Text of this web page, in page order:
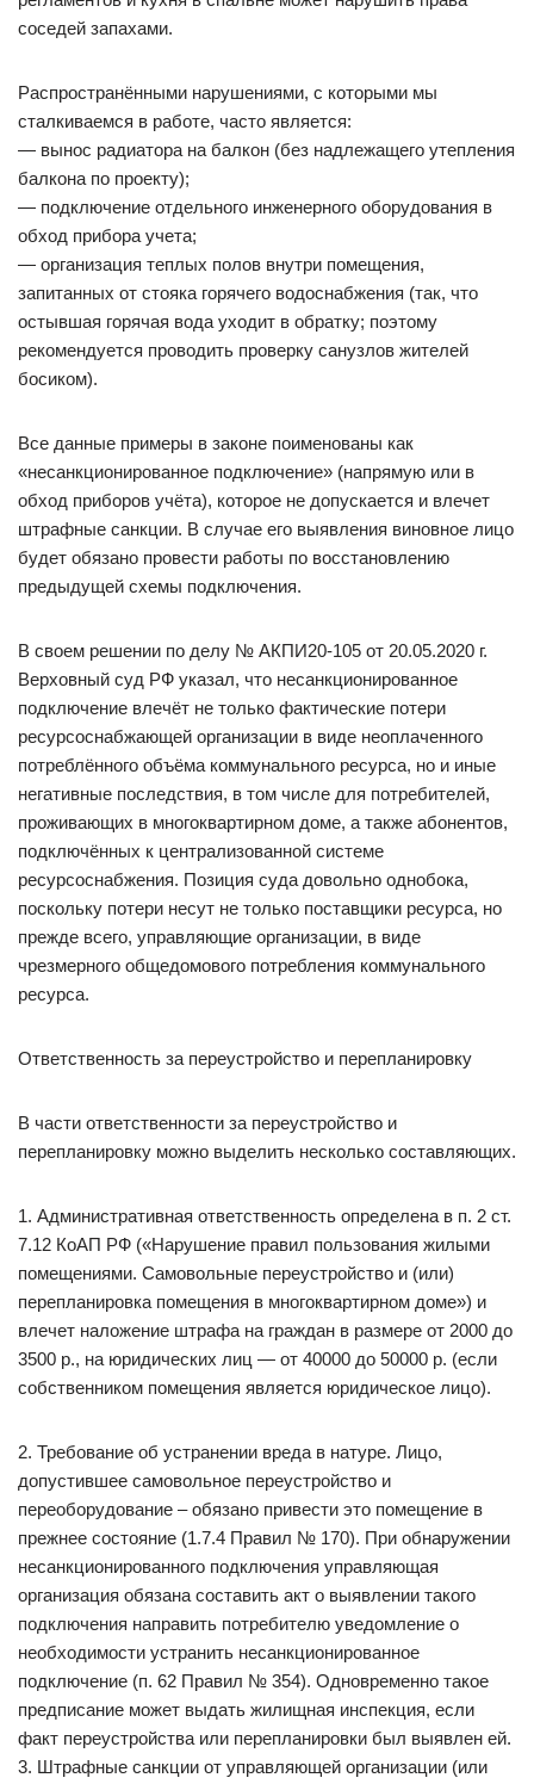
соседей запахами.
Распространёнными нарушениями, с которыми мы
сталкиваемся в работе, часто является:
— вынос радиатора на балкон (без надлежащего утепления
балкона по проекту);
— подключение отдельного инженерного оборудования в
обход прибора учета;
— организация теплых полов внутри помещения,
запитанных от стояка горячего водоснабжения (так, что
остывшая горячая вода уходит в обратку; поэтому
рекомендуется проводить проверку санузлов жителей
босиком).
Все данные примеры в законе поименованы как
«несанкционированное подключение» (напрямую или в
обход приборов учёта), которое не допускается и влечет
штрафные санкции. В случае его выявления виновное лицо
будет обязано провести работы по восстановлению
предыдущей схемы подключения.
В своем решении по делу № АКПИ20-105 от 20.05.2020 г.
Верховный суд РФ указал, что несанкционированное
подключение влечёт не только фактические потери
ресурсоснабжающей организации в виде неоплаченного
потреблённого объёма коммунального ресурса, но и иные
негативные последствия, в том числе для потребителей,
проживающих в многоквартирном доме, а также абонентов,
подключённых к централизованной системе
ресурсоснабжения. Позиция суда довольно однобока,
поскольку потери несут не только поставщики ресурса, но
прежде всего, управляющие организации, в виде
чрезмерного общедомового потребления коммунального
ресурса.
Ответственность за переустройство и перепланировку
В части ответственности за переустройство и
перепланировку можно выделить несколько составляющих.
1. Административная ответственность определена в п. 2 ст.
7.12 КоАП РФ («Нарушение правил пользования жилыми
помещениями. Самовольные переустройство и (или)
перепланировка помещения в многоквартирном доме») и
влечет наложение штрафа на граждан в размере от 2000 до
3500 р., на юридических лиц — от 40000 до 50000 р. (если
собственником помещения является юридическое лицо).
2. Требование об устранении вреда в натуре. Лицо,
допустившее самовольное переустройство и
переоборудование – обязано привести это помещение в
прежнее состояние (1.7.4 Правил № 170). При обнаружении
несанкционированного подключения управляющая
организация обязана составить акт о выявлении такого
подключения направить потребителю уведомление о
необходимости устранить несанкционированное
подключение (п. 62 Правил № 354). Одновременно такое
предписание может выдать жилищная инспекция, если
факт переустройства или перепланировки был выявлен ей.
3. Штрафные санкции от управляющей организации (или